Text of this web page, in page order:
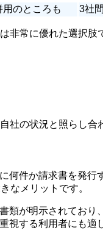
のところも 3社
常に優れた選択
の状況と照らし合
件か請求書を発
なメリットです。
が明示されてお
視する利用者にも適